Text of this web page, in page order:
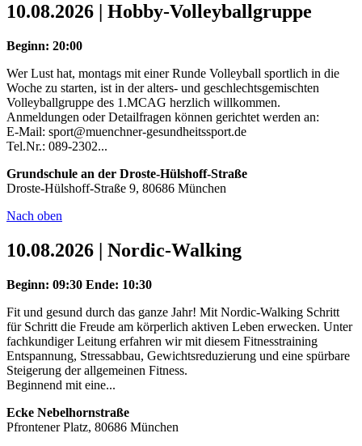
10.08.2026 | Hobby-Volleyballgruppe
Beginn: 20:00
Wer Lust hat, montags mit einer Runde Volleyball sportlich in die
Woche zu starten, ist in der alters- und geschlechtsgemischten
Volleyballgruppe des 1.MCAG herzlich willkommen.
Anmeldungen oder Detailfragen können gerichtet werden an:
E-Mail: sport@muenchner-gesundheitssport.de
Tel.Nr.: 089-2302...
Grundschule an der Droste-Hülshoff-Straße
Droste-Hülshoff-Straße 9, 80686 München
Nach oben
10.08.2026 | Nordic-Walking
Beginn: 09:30 Ende: 10:30
Fit und gesund durch das ganze Jahr! Mit Nordic-Walking Schritt
für Schritt die Freude am körperlich aktiven Leben erwecken. Unter
fachkundiger Leitung erfahren wir mit diesem Fitnesstraining
Entspannung, Stressabbau, Gewichtsreduzierung und eine spürbare
Steigerung der allgemeinen Fitness.
Beginnend mit eine...
Ecke Nebelhornstraße
Pfrontener Platz, 80686 München